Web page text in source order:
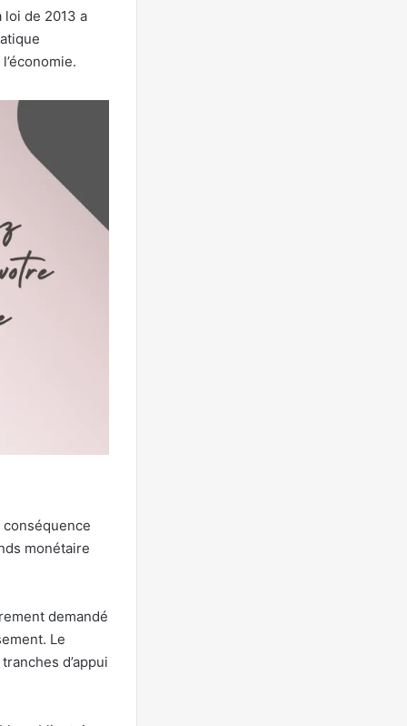
de 2013 a
conséquence
monétaire
demandé
Le
d’appui